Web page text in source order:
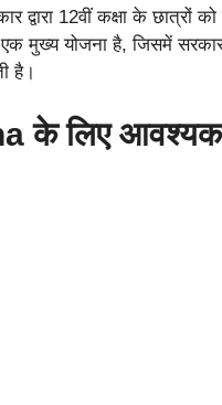
12वीं कक्षा के छात्रों को
मुख्य योजना है, जिसमें
है।
के लिए आवश्यक